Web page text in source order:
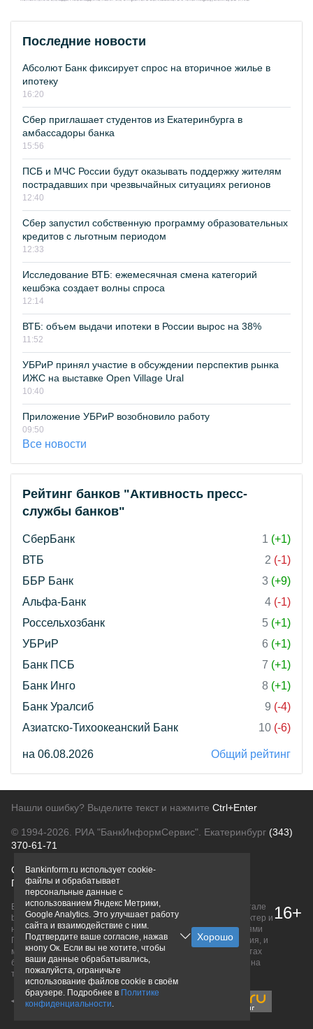
Последние новости
Абсолют Банк фиксирует спрос на вторичное жилье в
ипотеку
16:20
Сбер приглашает студентов из Екатеринбурга в
амбассадоры банка
15:56
ПСБ и МЧС России будут оказывать поддержку жителям
пострадавших при чрезвычайных ситуациях регионов
12:40
Сбер запустил собственную программу образовательных
кредитов с льготным периодом
12:33
Исследование ВТБ: ежемесячная смена категорий
кешбэка создает волны спроса
12:14
ВТБ: объем выдачи ипотеки в России вырос на 38%
11:52
УБРиР принял участие в обсуждении перспектив рынка
ИЖС на выставке Open Village Ural
10:40
Приложение УБРиР возобновило работу
09:50
Все новости
Рейтинг банков "Активность пресс-
службы банков"
СберБанк 1 (+1)
ВТБ
2 (-1)
ББР Банк
3 (+9)
Альфа-Банк
4 (-1)
Россельхозбанк
5 (+1)
УБРиР
6 (+1)
Банк ПСБ
7 (+1)
Банк Инго
8 (+1)
Банк Уралсиб
9 (-4)
Азиатско-Тихоокеанский Банк
10 (-6)
на 06.08.2026 Общий рейтинг
Нашли ошибку? Выделите текст и нажмите Ctrl+Enter
© 1994-2026. РИА "БанкИнформСервис". Екатеринбург (343)
370-61-71
О проектеПолитика конфиденциальности
Правовая информацияДля рекламодателей
Вся информация о продуктах банков, размещенная на портале
bankinform.ru, носит исключительно ознакомительный характер и
не является публичной офертой, определяемой положениями
ГК РФ. Информация не содержит точного и полного описания, и
может быть изменена. Конечные условия уточняйте на сайтах
банков или при личном обращении. Исключительное право на
товарные знаки принадлежит их правообладателям.
16+
Bankinform.ru использует cookie-
файлы и обрабатывает
персональные данные с
использованием Яндекс Метрики,
Google Analytics. Это улучшает работу
сайта и взаимодействие с ним.
Подтвердите ваше согласие, нажав
кнопу Ок. Если вы не хотите, чтобы
ваши данные обрабатывались,
пожалуйста, ограничьте
использование файлов cookie в своём
браузере. Подробнее в Политике
конфиденциальности.